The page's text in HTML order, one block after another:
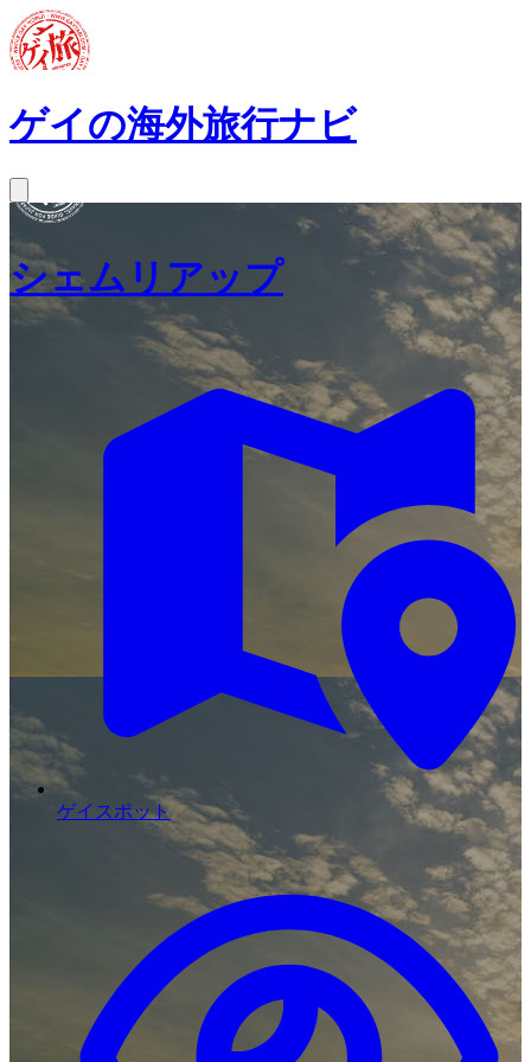
ゲイの海外旅行ナビ
シェムリアップ
ゲイスポット